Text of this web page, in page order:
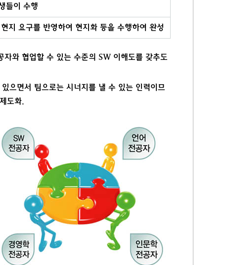
들이 수행
지 요구를 반영하여 현지화 등을 수행하여 완성
와 협업할 수 있는 수준의 SW 이해도를 갖추도
으면서 팀으로는 시너지를 낼 수 있는 인력이므
도화.